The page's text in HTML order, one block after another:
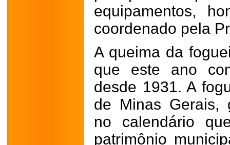
equipamentos,
coordenado pela
A queima da
que este ano
desde 1931. A
de Minas Gerais,
no calendário
patrimônio